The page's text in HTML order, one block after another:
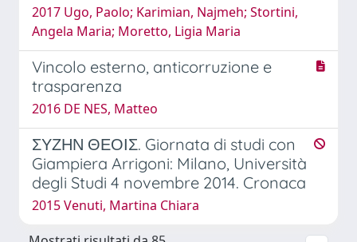
2017 Ugo, Paolo; Karimian, Najmeh; Stortini,
Angela Maria; Moretto, Ligia Maria
Vincolo esterno, anticorruzione e
trasparenza
2016 DE NES, Matteo
ΣΥΖΗΝ ΘΕΟΙΣ. Giornata di studi con
Giampiera Arrigoni: Milano, Università
degli Studi 4 novembre 2014. Cronaca
2015 Venuti, Martina Chiara